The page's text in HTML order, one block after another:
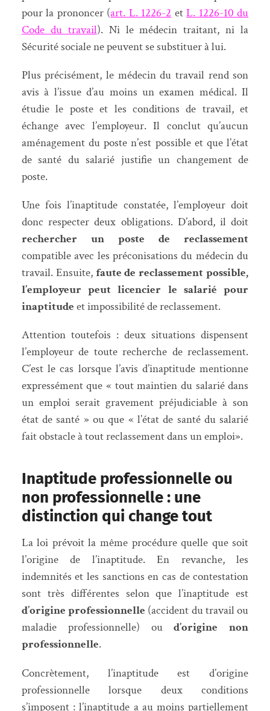
pour la prononcer (art. L. 1226-2 etL. 1226-10 du
Code du travail). Ni le médecin traitant, ni la
Sécurité sociale ne peuvent se substituer à lui.
Plus précisément, le médecin du travail rend son
avis à l’issue d’au moins un examen médical. Il
étudie le poste et les conditions de travail, et
échange avec l’employeur. Il conclut qu’aucun
aménagement du poste n’est possible et que l’état
de santé du salarié justifie un changement de
poste.
Une fois l’inaptitude constatée, l’employeur doit
donc respecter deux obligations. D’abord, il doit
rechercher un poste de reclassement
compatible avec les préconisations du médecin du
travail. Ensuite, faute de reclassement possible,
l’employeur peut licencier le salarié pour
inaptitude et impossibilité de reclassement.
Attention toutefois : deux situations dispensent
l’employeur de toute recherche de reclassement.
C’est le cas lorsque l’avis d’inaptitude mentionne
expressément que « tout maintien du salarié dans
un emploi serait gravement préjudiciable à son
état de santé » ou que « l’état de santé du salarié
fait obstacle à tout reclassement dans un emploi».
Inaptitude professionnelle ou
non professionnelle : une
distinction qui change tout
La loi prévoit la même procédure quelle que soit
l’origine de l’inaptitude. En revanche, les
indemnités et les sanctions en cas de contestation
sont très différentes selon que l’inaptitude est
d’origine professionnelle (accident du travail ou
maladie professionnelle) oud’origine non
professionnelle.
Concrètement, l’inaptitude est d’origine
professionnelle lorsque deux conditions
s’imposent : l’inaptitude a au moins partiellement